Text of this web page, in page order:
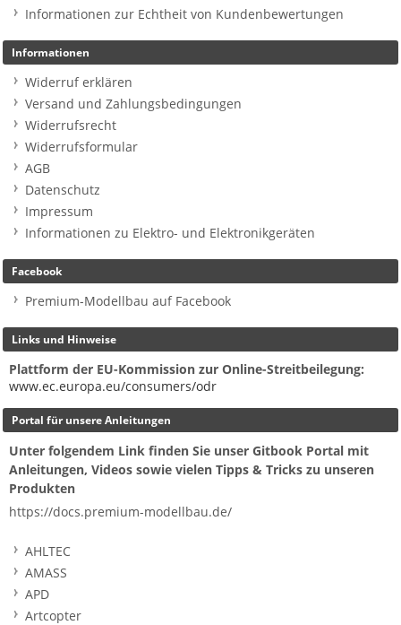
Informationen zur Echtheit von Kundenbewertungen
Informationen
Widerruf erklären
Versand und Zahlungsbedingungen
Widerrufsrecht
Widerrufsformular
AGB
Datenschutz
Impressum
Informationen zu Elektro- und Elektronikgeräten
Facebook
Premium-Modellbau auf Facebook
Links und Hinweise
Plattform der EU-Kommission zur Online-Streitbeilegung:
www.ec.europa.eu/consumers/odr
Portal für unsere Anleitungen
Unter folgendem Link finden Sie unser Gitbook Portal mit
Anleitungen, Videos sowie vielen Tipps & Tricks zu unseren
Produkten
https://docs.premium-modellbau.de/
AHLTEC
AMASS
APD
Artcopter